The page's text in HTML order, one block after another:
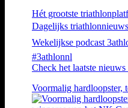
Hét grootste
Dagelijks
Wekelijkse podcast
#3athlonnl
Check het laatste nieuws
Voormalig hardloopster,